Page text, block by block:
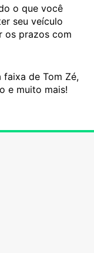
o que você
seu veículo
os prazos com
faixa de Tom Zé,
e muito mais!